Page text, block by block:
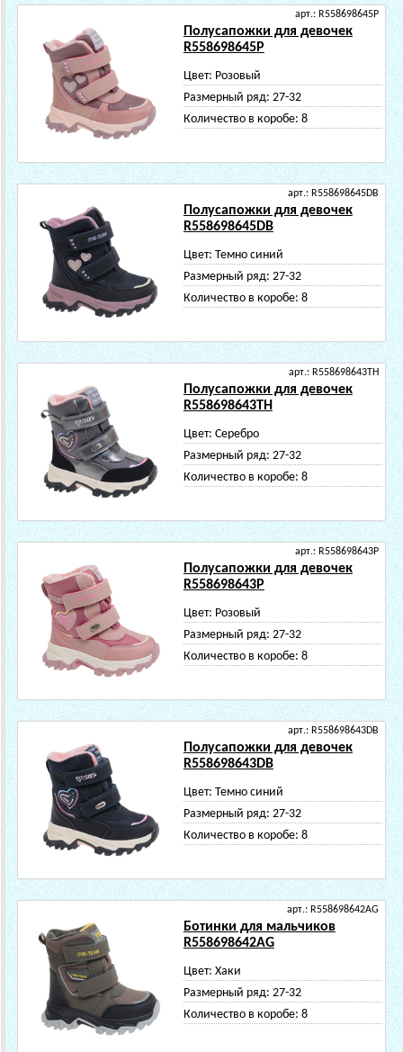
арт.: R558698645P
Полусапожки для девочек
R558698645P
Цвет: Розовый
Размерный ряд: 27-32
Количество в коробе: 8
арт.: R558698645DB
Полусапожки для девочек
R558698645DB
Цвет: Темно синий
Размерный ряд: 27-32
Количество в коробе: 8
арт.: R558698643TH
Полусапожки для девочек
R558698643TH
Цвет: Серебро
Размерный ряд: 27-32
Количество в коробе: 8
арт.: R558698643P
Полусапожки для девочек
R558698643P
Цвет: Розовый
Размерный ряд: 27-32
Количество в коробе: 8
арт.: R558698643DB
Полусапожки для девочек
R558698643DB
Цвет: Темно синий
Размерный ряд: 27-32
Количество в коробе: 8
арт.: R558698642AG
Ботинки для мальчиков
R558698642AG
Цвет: Хаки
Размерный ряд: 27-32
Количество в коробе: 8